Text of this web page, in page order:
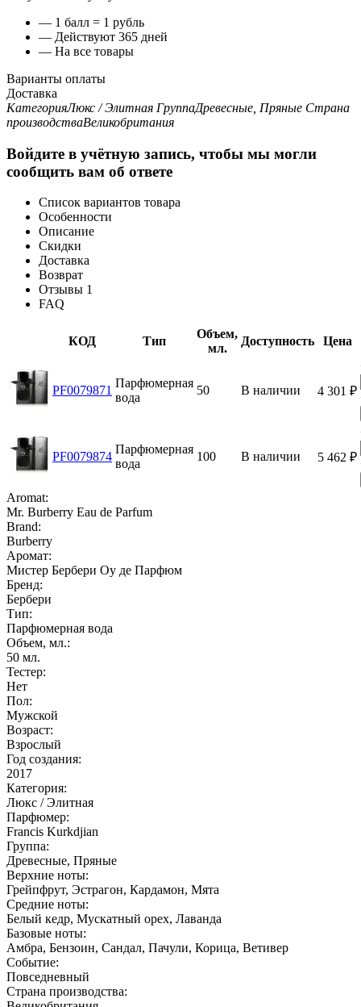
— 1 балл = 1 рубль
— Действуют 365 дней
— На все товары
Варианты оплаты
Доставка
КатегорияЛюкс / Элитная ГруппаДревесные, Пряные Страна
производстваВеликобритания
Войдите в учётную запись, чтобы мы могли
сообщить вам об ответе
Список вариантов товара
Особенности
Описание
Скидки
Доставка
Возврат
Отзывы 1
FAQ
КОД Тип
Объем,
мл.
Доступность Цена
PF0079871
Парфюмерная
вода
50 В наличии 4 301 ₽
PF0079874
Парфюмерная
вода
100 В наличии 5 462 ₽
Aromat:
Mr. Burberry Eau de Parfum
Brand:
Burberry
Аромат:
Мистер Бербери Оу де Парфюм
Бренд:
Бербери
Тип:
Парфюмерная вода
Объем, мл.:
50 мл.
Тестер:
Нет
Пол:
Мужской
Возраст:
Взрослый
Год создания:
2017
Категория:
Люкс / Элитная
Парфюмер:
Francis Kurkdjian
Группа:
Древесные, Пряные
Верхние ноты:
Грейпфрут, Эстрагон, Кардамон, Мята
Средние ноты:
Белый кедр, Мускатный орех, Лаванда
Базовые ноты:
Амбра, Бензоин, Сандал, Пачули, Корица, Ветивер
Событие:
Повседневный
Страна производства: